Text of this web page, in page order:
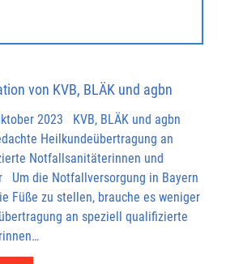
von KVB, BLÄK und agbn
2023 KVB, BLÄK und agbn
Heilkundeübertragung an
Notfallsanitäterinnen und
Um die Notfallversorgung in Bayern
Füße zu stellen, brauche es weniger
an speziell qualifizierte